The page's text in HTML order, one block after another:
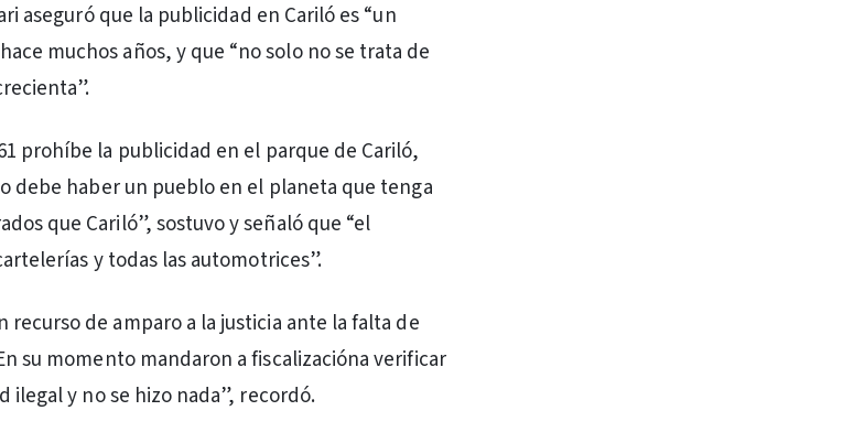
aseguró que la publicidad en Cariló es “un
muchos años, y que “no solo no se trata de
prohíbe la publicidad en el parque de Cariló,
debe haber un pueblo en el planeta que tenga
que Cariló”, sostuvo y señaló que “el
y todas las automotrices”.
de amparo a la justicia ante la falta de
su momento mandaron a fiscalizacióna verificar
y no se hizo nada”, recordó.